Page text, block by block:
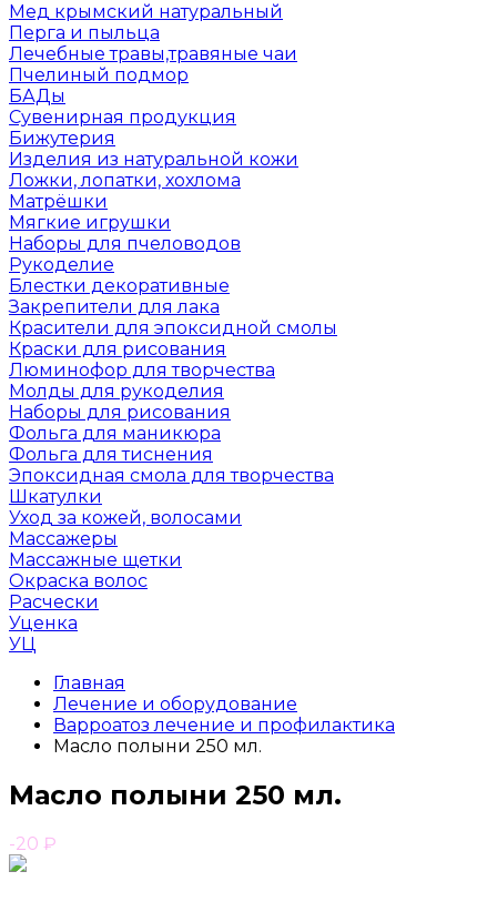
Мед крымский натуральный
Перга и пыльца
Лечебные травы,травяные чаи
Пчелиный подмор
БАДы
Сувенирная продукция
Бижутерия
Изделия из натуральной кожи
Ложки, лопатки, хохлома
Матрёшки
Мягкие игрушки
Наборы для пчеловодов
Рукоделие
Блестки декоративные
Закрепители для лака
Красители для эпоксидной смолы
Краски для рисования
Люминофор для творчества
Молды для рукоделия
Наборы для рисования
Фольга для маникюра
Фольга для тиснения
Эпоксидная смола для творчества
Шкатулки
Уход за кожей, волосами
Массажеры
Массажные щетки
Окраска волос
Расчески
Уценка
УЦ
Главная
Лечение и оборудование
Варроатоз лечение и профилактика
Масло полыни 250 мл.
Масло полыни 250 мл.
-20 ₽